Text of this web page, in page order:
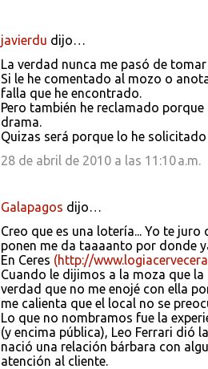
javierdu dijo…
La verdad nunca me pasó de
Si le he comentado al mozo o
falla que he encontrado.
Pero también he reclamado
drama.
Quizas será porque lo he
28 de abril de 2010 a las 11:10 a.m.
Galapagos dijo…
Creo que es una lotería... Yo te
ponen me da taaaanto por donde
En Ceres (http://
Cuando le dijimos a la moza que
verdad que no me enojé con ella
me calienta que el local no se
Lo que no nombramos fue la
(y encima pública), Leo Ferrari dió
nació una relación bárbara con
atención al cliente.